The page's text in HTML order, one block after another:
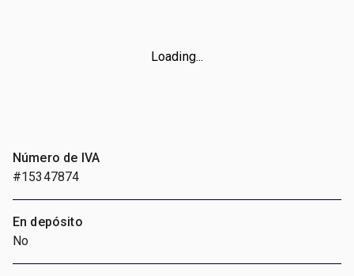
Loading...
Número de IVA
#15347874
En depósito
No